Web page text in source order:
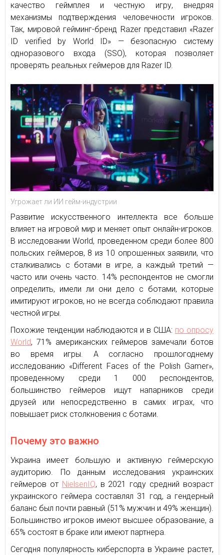
качество геймплея и честную игру, внедряя
механизмы подтверждения человечности игроков.
Так, мировой гейминг-бренд Razer представил «Razer
ID verified by World ID» — безопасную систему
одноразового входа (SSO), которая позволяет
проверять реальных геймеров для Razer ID.
Угрожает ли ИИ гейм-индустрии
Развитие искусственного интеллекта все больше
влияет на игровой мир и меняет опыт онлайн-игроков.
В исследовании World, проведенном среди более 800
польских геймеров, 8 из 10 опрошенных заявили, что
сталкивались с ботами в игре, а каждый третий —
часто или очень часто. 14% респондентов не смогли
определить, имели ли они дело с ботами, которые
имитируют игроков, но не всегда соблюдают правила
честной игры.
Похожие тенденции наблюдаются и в США: по опросу
World, 71% американских геймеров замечали ботов
во время игры. А согласно прошлогоднему
исследованию «Different Faces of the Polish Gamer»,
проведенному среди 1 000 респондентов,
большинство геймеров ищут напарников среди
друзей или непосредственно в самих играх, что
повышает риск столкновения с ботами.
Почему это важно
Украина имеет большую и активную геймерскую
аудиторию. По данным исследования украинских
геймеров от NielsenIQ, в 2021 году средний возраст
украинского геймера составлял 31 год, а гендерный
баланс был почти равный (51% мужчин и 49% женщин).
Большинство игроков имеют высшее образование, а
65% состоят в браке или имеют партнера.
Сегодня популярность киберспорта в Украине растет,